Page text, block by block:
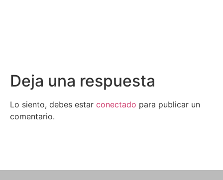
Deja una respuesta
Lo siento, debes estar conectado para publicar un
comentario.